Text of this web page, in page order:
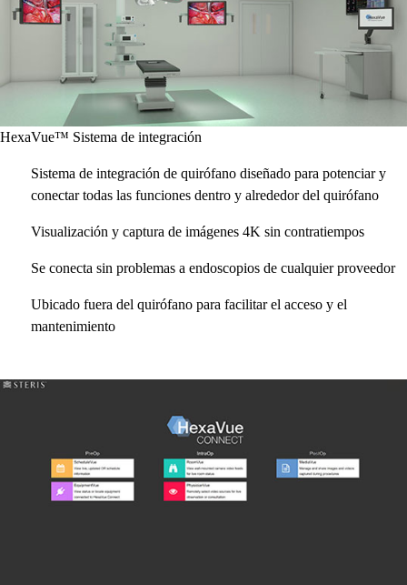
HexaVue™ Sistema de integración
Sistema de integración de quirófano diseñado para potenciar y
conectar todas las funciones dentro y alrededor del quirófano
Visualización y captura de imágenes 4K sin contratiempos
Se conecta sin problemas a endoscopios de cualquier proveedor
Ubicado fuera del quirófano para facilitar el acceso y el
mantenimiento